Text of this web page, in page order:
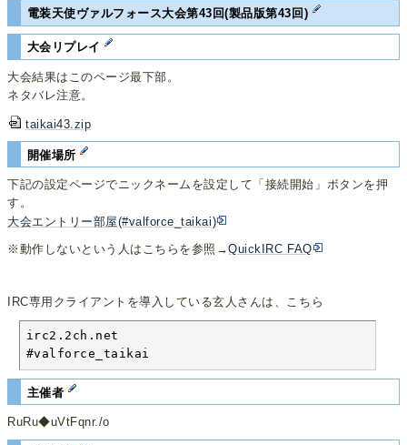
電装天使ヴァルフォース大会第43回(製品版第43回)
大会リプレイ
大会結果はこのページ最下部。
ネタバレ注意。
taikai43.zip
開催場所
下記の設定ページでニックネームを設定して「接続開始」ボタンを押
す。
大会エントリー部屋(#valforce_taikai)
※動作しないという人はこちらを参照→QuickIRC FAQ
IRC専用クライアントを導入している玄人さんは、こちら
irc2.2ch.net
#valforce_taikai
主催者
RuRu◆uVtFqnr./o